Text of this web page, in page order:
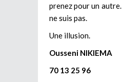
prenez pour un
ne suis pas.
Une illusion.
Ousseni NIKIEMA
70 13 25 96